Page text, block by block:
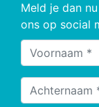
Meld je dan
ons op social